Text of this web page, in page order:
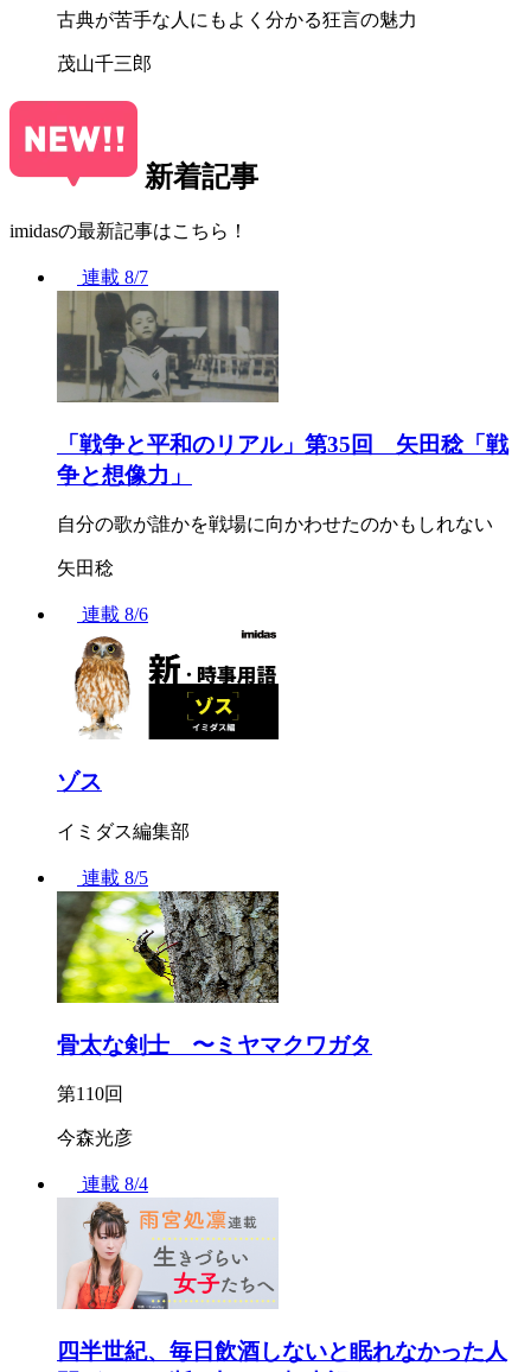
古典が苦手な人にもよく分かる狂言の魅力
茂山千三郎
新着記事
imidasの最新記事はこちら！
連載 8/7
「戦争と平和のリアル」第35回 矢田稔「戦
争と想像力」
自分の歌が誰かを戦場に向かわせたのかもしれない
矢田稔
連載 8/6
ゾス
イミダス編集部
連載 8/5
骨太な剣士 〜ミヤマクワガタ
第110回
今森光彦
連載 8/4
四半世紀、毎日飲酒しないと眠れなかった人